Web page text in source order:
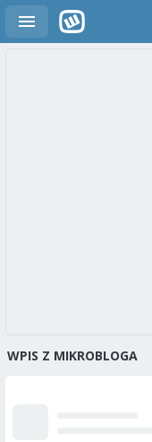
WPIS Z MIKROBLOGA